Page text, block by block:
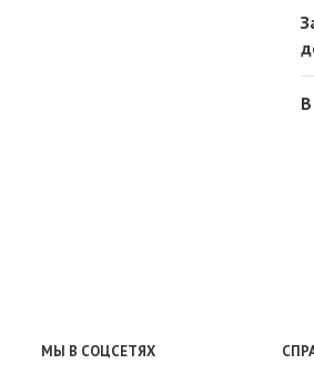
МЫ В СОЦСЕТЯХ